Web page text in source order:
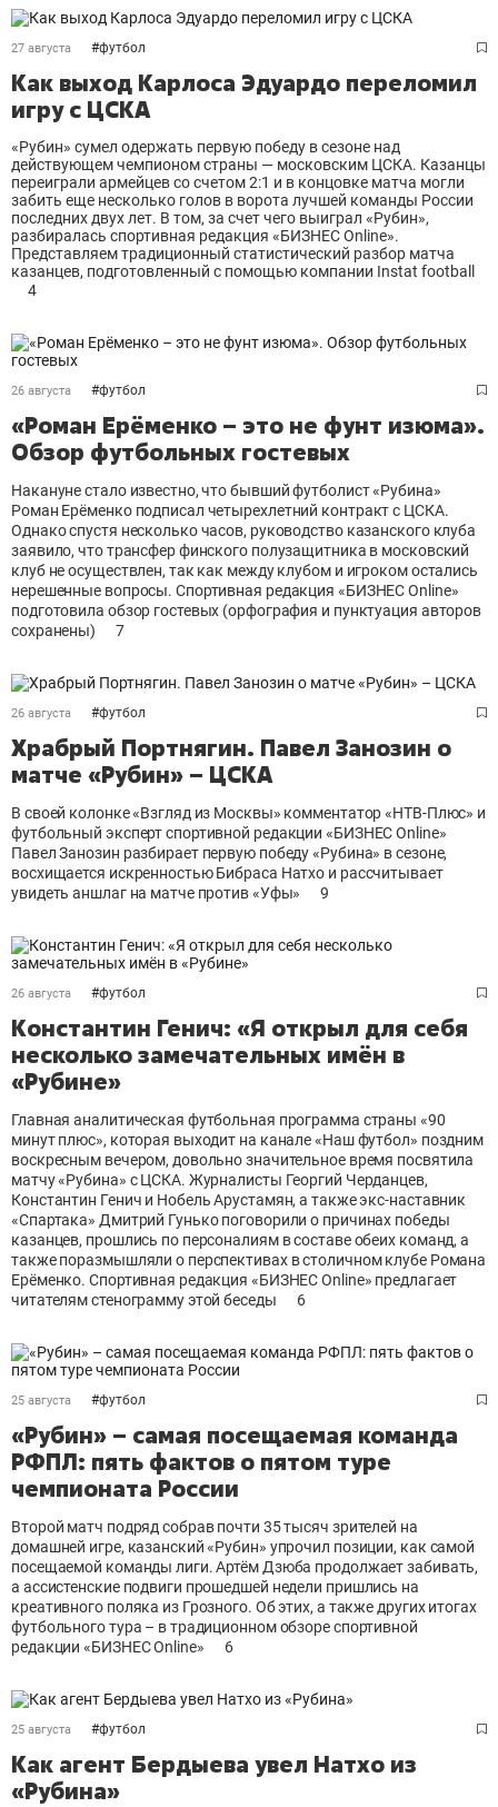
27 августа #футбол
Как выход Карлоса Эдуардо переломил
игру с ЦСКА
«Рубин» сумел одержать первую победу в сезоне над
действующем чемпионом страны — московским ЦСКА. Казанцы
переиграли армейцев со счетом 2:1 и в концовке матча могли
забить еще несколько голов в ворота лучшей команды России
последних двух лет. В том, за счет чего выиграл «Рубин»,
разбиралась спортивная редакция «БИЗНЕС Online».
Представляем традиционный статистический разбор матча
казанцев, подготовленный с помощью компании Instat football
4
26 августа #футбол
«Роман Ерёменко – это не фунт изюма».
Обзор футбольных гостевых
Накануне стало известно, что бывший футболист «Рубина»
Роман Ерёменко подписал четырехлетний контракт с ЦСКА.
Однако спустя несколько часов, руководство казанского клуба
заявило, что трансфер финского полузащитника в московский
клуб не осуществлен, так как между клубом и игроком остались
нерешенные вопросы. Спортивная редакция «БИЗНЕС Online»
подготовила обзор гостевых (орфография и пунктуация авторов
сохранены)
7
26 августа #футбол
Храбрый Портнягин. Павел Занозин о
матче «Рубин» – ЦСКА
В своей колонке «Взгляд из Москвы» комментатор «НТВ-Плюс» и
футбольный эксперт спортивной редакции «БИЗНЕС Online»
Павел Занозин разбирает первую победу «Рубина» в сезоне,
восхищается искренностью Бибраса Натхо и рассчитывает
увидеть аншлаг на матче против «Уфы»
9
26 августа #футбол
Константин Генич: «Я открыл для себя
несколько замечательных имён в
«Рубине»
Главная аналитическая футбольная программа страны «90
минут плюс», которая выходит на канале «Наш футбол» поздним
воскресным вечером, довольно значительное время посвятила
матчу «Рубина» с ЦСКА. Журналисты Георгий Черданцев,
Константин Генич и Нобель Арустамян, а также экс-наставник
«Спартака» Дмитрий Гунько поговорили о причинах победы
казанцев, прошлись по персоналиям в составе обеих команд, а
также поразмышляли о перспективах в столичном клубе Романа
Ерёменко. Спортивная редакция «БИЗНЕС Online» предлагает
читателям стенограмму этой беседы
6
25 августа #футбол
«Рубин» – самая посещаемая команда
РФПЛ: пять фактов о пятом туре
чемпионата России
Второй матч подряд собрав почти 35 тысяч зрителей на
домашней игре, казанский «Рубин» упрочил позиции, как самой
посещаемой команды лиги. Артём Дзюба продолжает забивать,
а ассистенские подвиги прошедшей недели пришлись на
креативного поляка из Грозного. Об этих, а также других итогах
футбольного тура – в традиционном обзоре спортивной
редакции «БИЗНЕС Online»
6
25 августа #футбол
Как агент Бердыева увел Натхо из
«Рубина»